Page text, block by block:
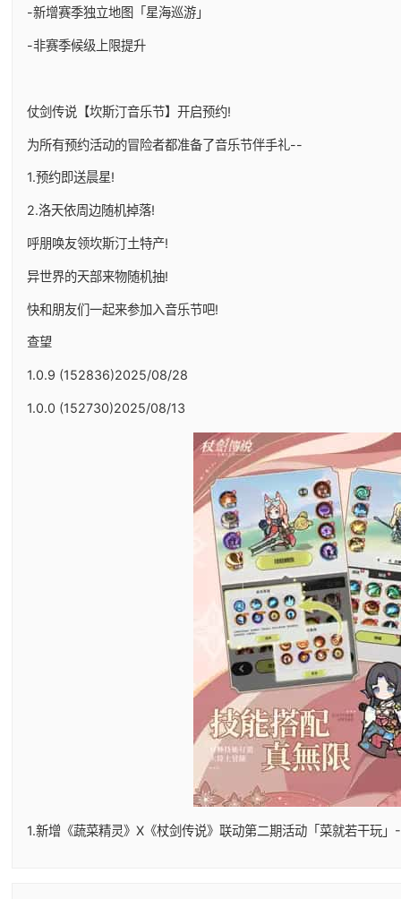
-新增赛季独立地图「星海巡游」
-非赛季候级上限提升
仗剑传说【坎斯汀音乐节】开启预约!
为所有预约活动的冒险者都准备了音乐节伴手礼--
1.预约即送晨星!
2.洛天依周边随机掉落!
呼朋唤友领坎斯汀土特产!
异世界的天部来物随机抽!
快和朋友们一起来参加入音乐节吧!
查望
1.0.9 (152836)2025/08/28
1.0.0 (152730)2025/08/13
1.新增《蔬菜精灵》X《杖剑传说》联动第二期活动「菜就若干玩